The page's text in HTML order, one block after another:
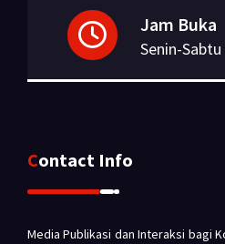
Jam Buka
Senin-
Contact Info
Media Publikasi dan Interaksi bagi